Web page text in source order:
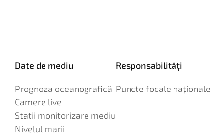
Date de mediu
Prognoza oceanografică
Camere live
Statii monitorizare mediu
Nivelul marii
Responsabilităţi
Puncte focale naţionale